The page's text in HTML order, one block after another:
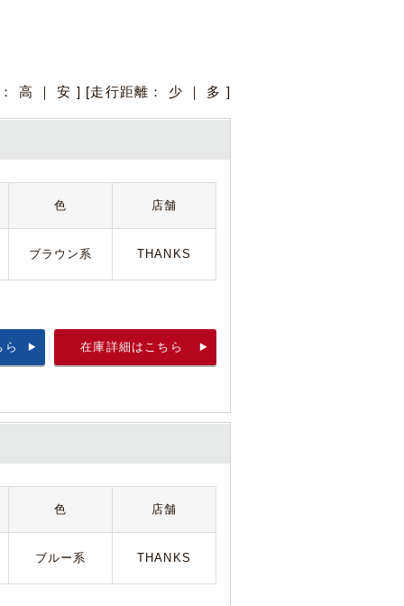
高 ｜安 ] [走行距離： 少 ｜ 多 ]
色 店舗
ブラウン系 THANKS
在庫詳細はこちら
ら
色 店舗
ブルー系 THANKS